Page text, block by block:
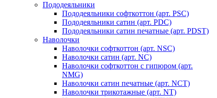
Пододеяльники
Пододеяльники софткоттон (арт. PSC)
Пододеяльники сатин (арт. PDC)
Пододеяльники сатин печатные (арт. PDST)
Наволочки
Наволочки софткоттон (арт. NSC)
Наволочки сатин (арт. NC)
Наволочки софткоттон с гипюром (арт.
NMG)
Наволочки сатин печатные (арт. NCT)
Наволочки трикотажные (арт. NT)